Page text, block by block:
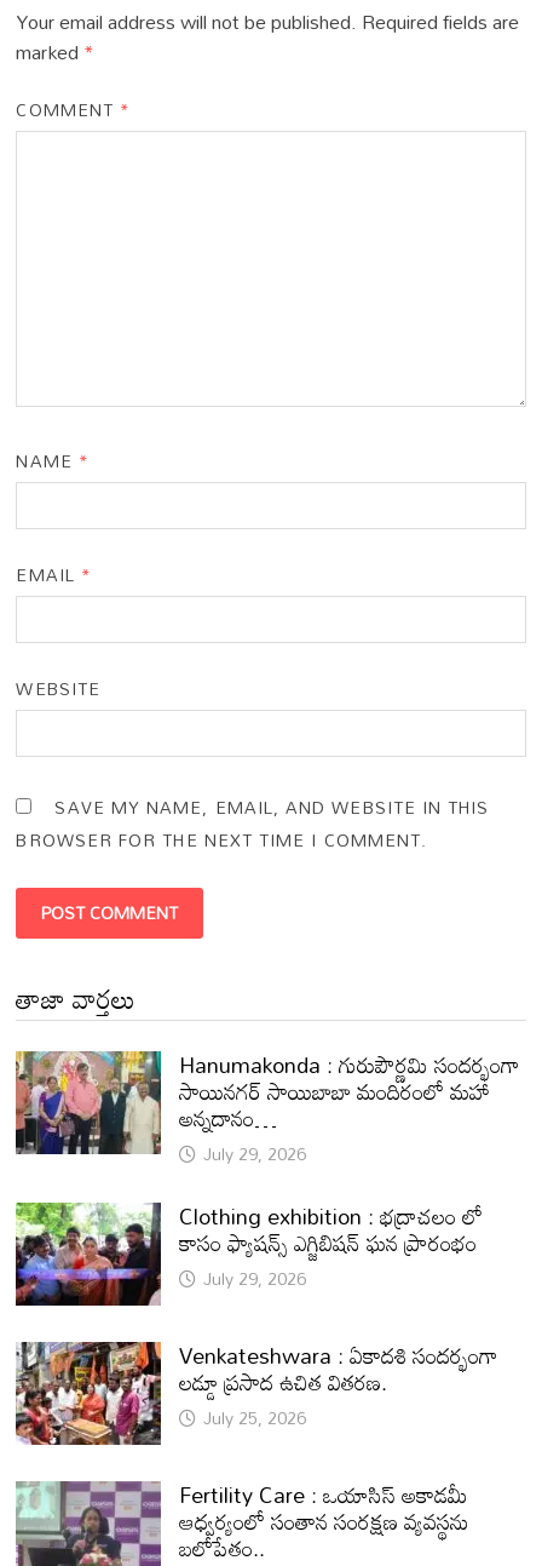
Your email address will not be published. Required fields are
marked*
COMMENT *
NAME *
EMAIL *
WEBSITE
SAVE MY NAME, EMAIL, AND WEBSITE IN THIS
BROWSER FOR THE NEXT TIME I COMMENT.
తాజా వార్తలు
Hanumakonda : గురుపౌర్ణమి సందర్భంగా
సాయినగర్‌ సాయిబాబా మందిరంలో మహా
అన్నదానం…
July 29, 2026
Clothing exhibition : భద్రాచలం లో
కాసం ఫ్యాషన్స్ ఎగ్జిబిషన్ ఘన ప్రారంభం
July 29, 2026
Venkateshwara : ఏకాదశి సందర్భంగా
లడ్డూ ప్రసాద ఉచిత వితరణ.
July 25, 2026
Fertility Care : ఒయాసిస్ అకాడమీ
ఆధ్వర్యంలో సంతాన సంరక్షణ వ్యవస్థను
బలోపేతం..